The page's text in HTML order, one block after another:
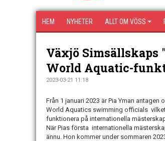
HEM NYHETER ALLT OM VÖSS
Växjö
World Aquatic-
2023-03-21 11:18
Från 1 januari 2023 är Pia Yman antagen
World Aquatics swimming officials
funktionera på internationella
När Pias första internationella
ännu. Hon kommer under sommaren